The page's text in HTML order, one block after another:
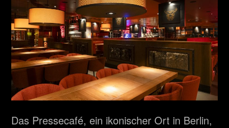
Das Pressecafé, ein ikonischer Ort in Berlin,